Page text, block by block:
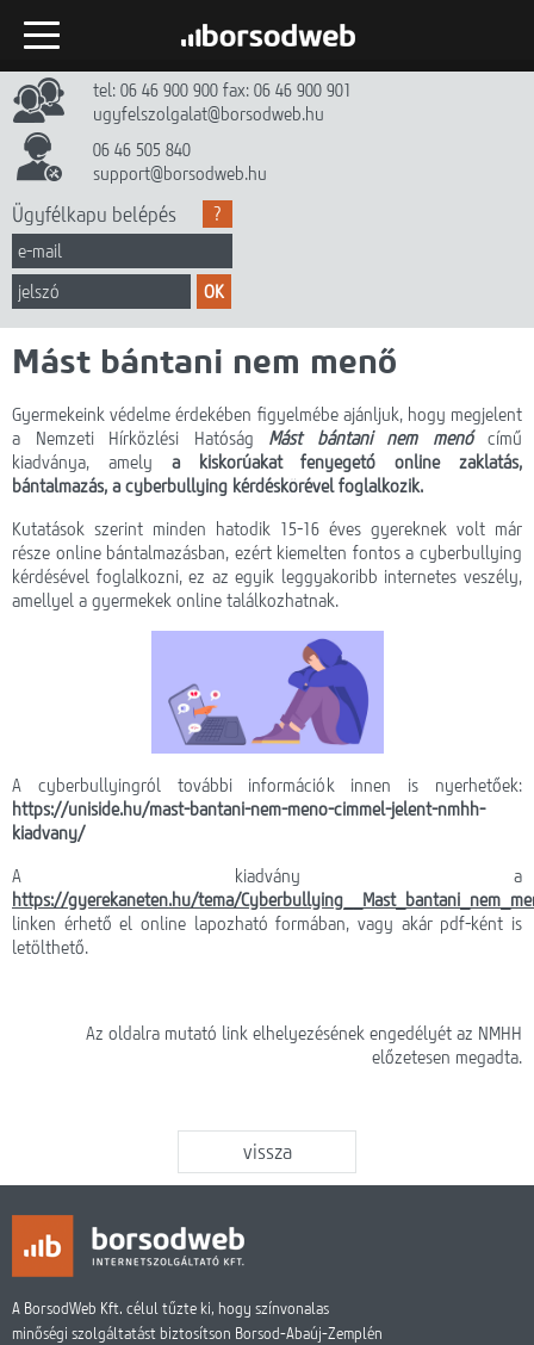
tel: 06 46 900 900 fax: 06 46 900 901
ugyfelszolgalat@borsodweb.hu
06 46 505 840
support@borsodweb.hu
?
Ügyfélkapu belépés
OK
Kezdőlap
Internet
TV
Egyéb szolgáltatások
Hírek
Gyik
Céginfó
Dokumentumtár
Kapcsolat
Webmail
On-line fizetés
Mást bántani nem menő
Gyermekeink védelme érdekében figyelmébe ajánljuk, hogy megjelent
a Nemzeti Hírközlési Hatóság Mást bántani nem menőcímű
kiadványa, amely a kiskorúakat fenyegető online zaklatás,
bántalmazás, a cyberbullying kérdéskörével foglalkozik.
Kutatások szerint minden hatodik 15-16 éves gyereknek volt már
része online bántalmazásban, ezért kiemelten fontos a cyberbullying
kérdésével foglalkozni, ez az egyik leggyakoribb internetes veszély,
amellyel a gyermekek online találkozhatnak.
A cyberbullyingról további információk innen is nyerhetőek:
https://uniside.hu/mast-bantani-nem-meno-cimmel-jelent-nmhh-
kiadvany/
A kiadvány a
https://gyerekaneten.hu/tema/
linken érhető el online lapozható formában, vagy akár pdf-ként is
letölthető.
Az oldalra mutató link elhelyezésének engedélyét az NMHH
előzetesen megadta.
vissza
A BorsodWeb Kft. célul tűzte ki, hogy színvonalas
minőségi szolgáltatást biztosítson Borsod-Abaúj-Zemplén